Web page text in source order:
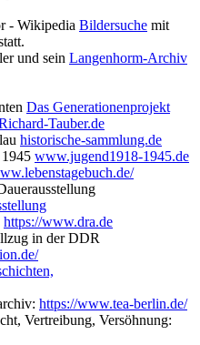
- Wikipedia Bildersuche mit
und sein Langenhorm-Archiv
Das Generationenprojekt
Tauber.de
historische-sammlung.de
www.jugend1918-1945.de
https://www.dra.de
in der DDR
https://www.tea-berlin.de/
Vertreibung, Versöhnung: